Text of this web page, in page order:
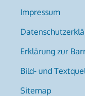
Impressum
Erklärung zur
Bild- und
Sitemap